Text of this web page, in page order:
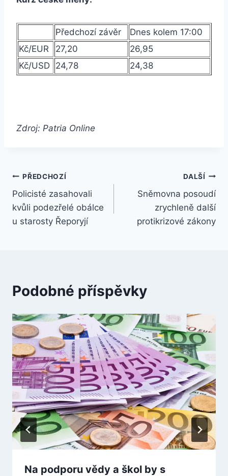
Předchozí závěr
Dnes kolem 17:00
Kč/EUR
27,20
26,95
Kč/USD 24,78 24,38
Zdroj: Patria Online
Navigace
pro
příspěvek
PŘEDCHOZÍ
Policisté zasahovali
kvůli podezřelé obálce
u starosty Řeporyjí
DALŠÍ
Sněmovna posoudí
zrychleně další
protikrizové zákony
Podobné příspěvky
Na podporu vědy a škol by s